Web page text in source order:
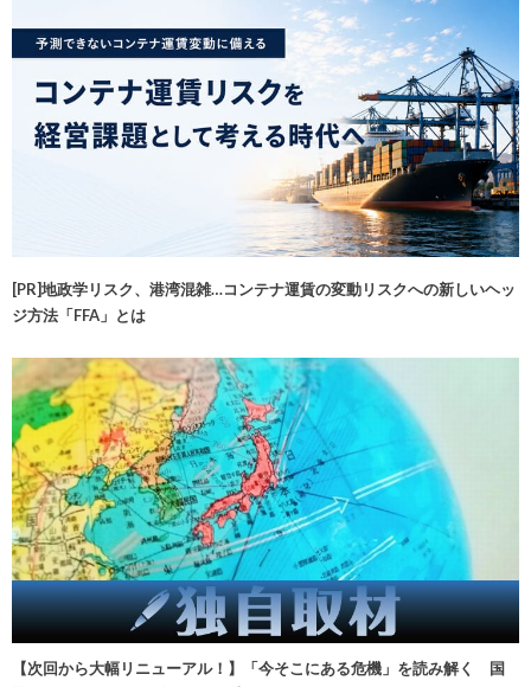
[PR]地政学リスク、港湾混雑…コンテナ運賃の変動リスクへの新しいヘッ
ジ方法「FFA」とは
【次回から大幅リニューアル！】「今そこにある危機」を読み解く 国